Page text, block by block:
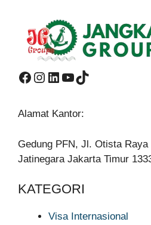
Facebook
Instagram
LinkedIn
YouTube
TikTok
Alamat Kantor:
Gedung PFN, Jl. Otista
Jatinegara Jakarta Timur
KATEGORI
Visa Internasional